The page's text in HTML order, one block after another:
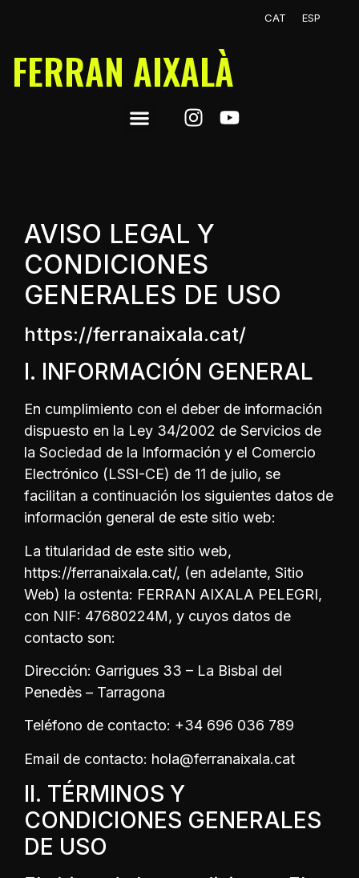
CAT ESP
FERRAN AIXALÀ
AVISO LEGAL Y
CONDICIONES
GENERALES DE USO
https://ferranaixala.cat/
I. INFORMACIÓN GENERAL
En cumplimiento con el deber de información
dispuesto en la Ley 34/2002 de Servicios de
la Sociedad de la Información y el Comercio
Electrónico (LSSI-CE) de 11 de julio, se
facilitan a continuación los siguientes datos de
información general de este sitio web:
La titularidad de este sitio web,
https://ferranaixala.cat/, (en adelante, Sitio
Web) la ostenta: FERRAN AIXALA PELEGRI,
con NIF: 47680224M, y cuyos datos de
contacto son:
Dirección: Garrigues 33 – La Bisbal del
Penedès – Tarragona
Teléfono de contacto: +34 696 036 789
Email de contacto: hola@ferranaixala.cat
II. TÉRMINOS Y
CONDICIONES GENERALES
DE USO